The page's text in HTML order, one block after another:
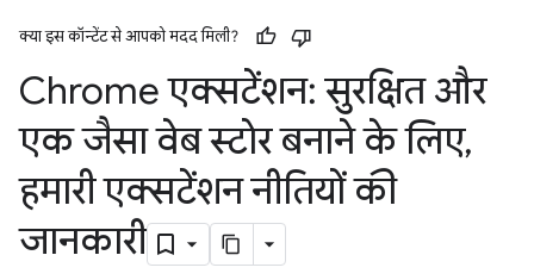
क्या इस कॉन्टेंट से आपको मदद मिली?
Chrome एक्सटेंशन: सुरक्षित और
एक जैसा वेब स्टोर बनाने के लिए,
हमारी एक्सटेंशन नीतियों की
जानकारी